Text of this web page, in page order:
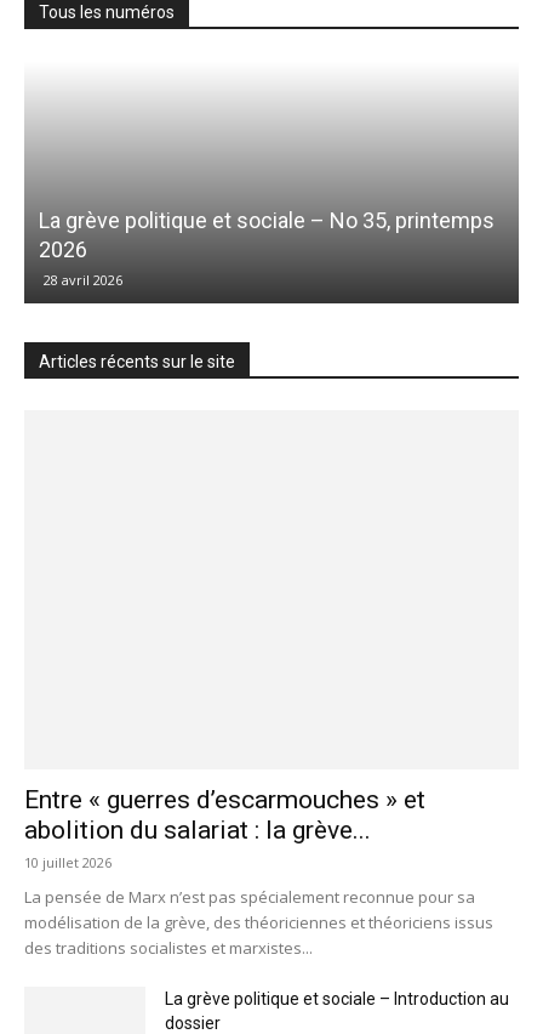
Tous les numéros
La grève politique et sociale – No 35, printemps
2026
28 avril 2026
Articles récents sur le site
Entre « guerres d’escarmouches » et
abolition du salariat : la grève...
10 juillet 2026
La pensée de Marx n’est pas spécialement reconnue pour sa
modélisation de la grève, des théoriciennes et théoriciens issus
des traditions socialistes et marxistes...
La grève politique et sociale – Introduction au
dossier